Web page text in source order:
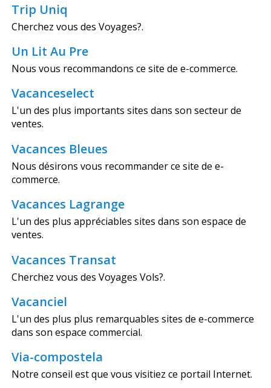
Trip Uniq
Cherchez vous des Voyages?.
Un Lit Au Pre
Nous vous recommandons ce site de e-commerce.
Vacanceselect
L'un des plus importants sites dans son secteur de
ventes.
Vacances Bleues
Nous désirons vous recommander ce site de e-
commerce.
Vacances Lagrange
L'un des plus appréciables sites dans son espace de
ventes.
Vacances Transat
Cherchez vous des Voyages Vols?.
Vacanciel
L'un des plus plus remarquables sites de e-commerce
dans son espace commercial.
Via-compostela
Notre conseil est que vous visitiez ce portail Internet.